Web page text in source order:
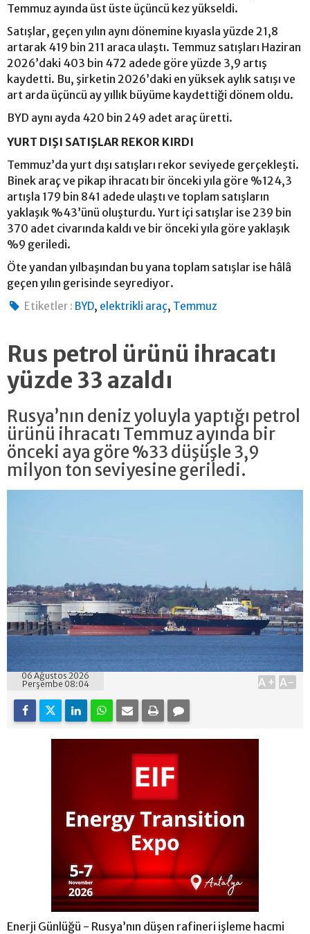
Temmuz ayında üst üste üçüncü kez yükseldi.
Satışlar, geçen yılın aynı dönemine kıyasla yüzde 21,8
artarak 419 bin 211 araca ulaştı. Temmuz satışları Haziran
2026’daki 403 bin 472 adede göre yüzde 3,9 artış
kaydetti. Bu, şirketin 2026’daki en yüksek aylık satışı ve
art arda üçüncü ay yıllık büyüme kaydettiği dönem oldu.
BYD aynı ayda 420 bin 249 adet araç üretti.
YURT DIŞI SATIŞLAR REKOR KIRDI
Temmuz’da yurt dışı satışları rekor seviyede gerçekleşti.
Binek araç ve pikap ihracatı bir önceki yıla göre %124,3
artışla 179 bin 841 adede ulaştı ve toplam satışların
yaklaşık %43’ünü oluşturdu. Yurt içi satışlar ise 239 bin
370 adet civarında kaldı ve bir önceki yıla göre yaklaşık
%9 geriledi.
Öte yandan yılbaşından bu yana toplam satışlar ise hâlâ
geçen yılın gerisinde seyrediyor.
Etiketler : BYD, elektrikli araç, Temmuz
Rus petrol ürünü ihracatı
yüzde 33 azaldı
Rusya’nın deniz yoluyla yaptığı petrol
ürünü ihracatı Temmuz ayında bir
önceki aya göre %33 düşüşle 3,9
milyon ton seviyesine geriledi.
06 Ağustos 2026
Perşembe 08:04
A+ A-
Enerji Günlüğü - Rusya’nın düşen rafineri işleme hacmi